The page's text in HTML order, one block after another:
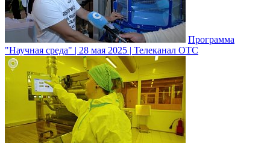
Программа
"Научная среда" | 28 мая 2025 | Телеканал ОТС